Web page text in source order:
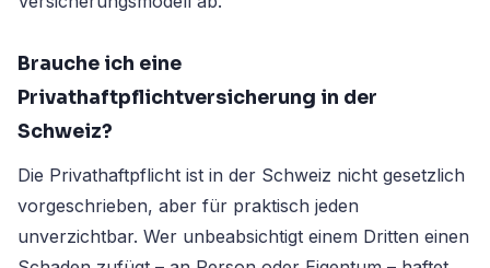
Brauche ich eine
Privathaftpflichtversicherung in der
Schweiz?
Die Privathaftpflicht ist in der Schweiz nicht gesetzlich
vorgeschrieben, aber für praktisch jeden
unverzichtbar. Wer unbeabsichtigt einem Dritten einen